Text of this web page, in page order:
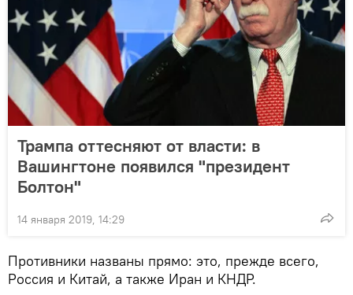
Трампа оттесняют от власти: в
Вашингтоне появился "президент
Болтон"
14 января 2019, 14:29
Противники названы прямо: это, прежде всего,
Россия и Китай, а также Иран и КНДР.